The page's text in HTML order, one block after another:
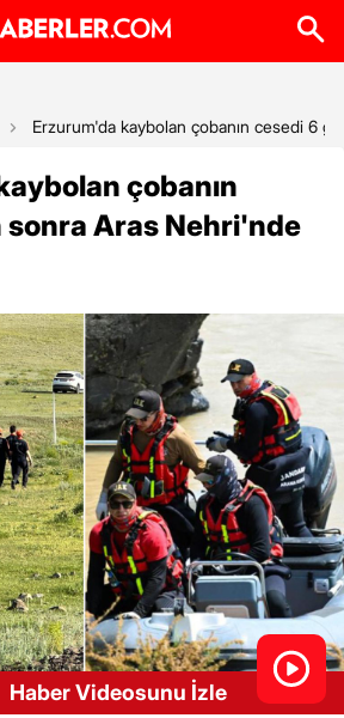
Erzurum'da kaybolan çobanın cesedi 6
çobanın
sonra Aras Nehri'nde
Haber Videosunu İzle